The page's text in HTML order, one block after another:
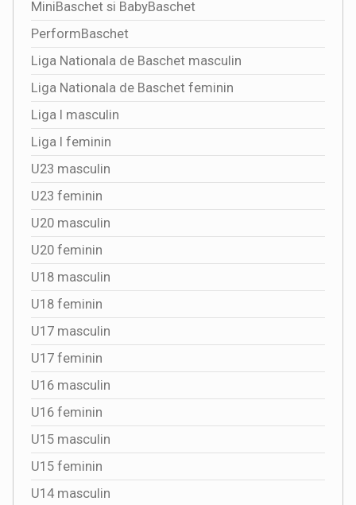
MiniBaschet si BabyBaschet
PerformBaschet
Liga Nationala de Baschet masculin
Liga Nationala de Baschet feminin
Liga I masculin
Liga I feminin
U23 masculin
U23 feminin
U20 masculin
U20 feminin
U18 masculin
U18 feminin
U17 masculin
U17 feminin
U16 masculin
U16 feminin
U15 masculin
U15 feminin
U14 masculin